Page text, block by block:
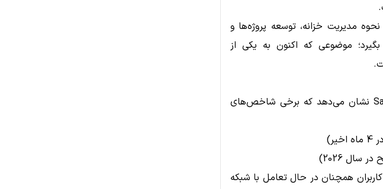
مدیریت خزانه، توسعه پروژه‌ها و
موضوعی که اکنون به یکی از
با وجود فشار شدید فروش، داده‌های Santiment نشان می‌دهد که برخی شاخص‌های
همچنان در حال تعامل با شبکه